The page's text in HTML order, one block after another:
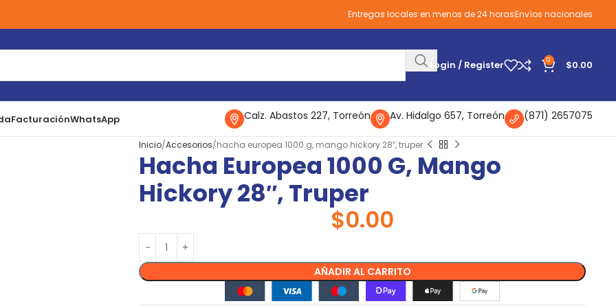
Entregas locales en menos de 24 horasEnvíos nacionales
Login / Register 0 $0.00
FacturaciónWhatsApp Calz. Abastos 227, Torreón Av. Hidalgo 657, Torreón (871) 2657075
Inicio Accesorios hacha europea 1000 g, mango hickory 28″, truper
Hacha Europea 1000 G, Mango
Hickory 28″, Truper
$0.00
AÑADIR AL CARRITO